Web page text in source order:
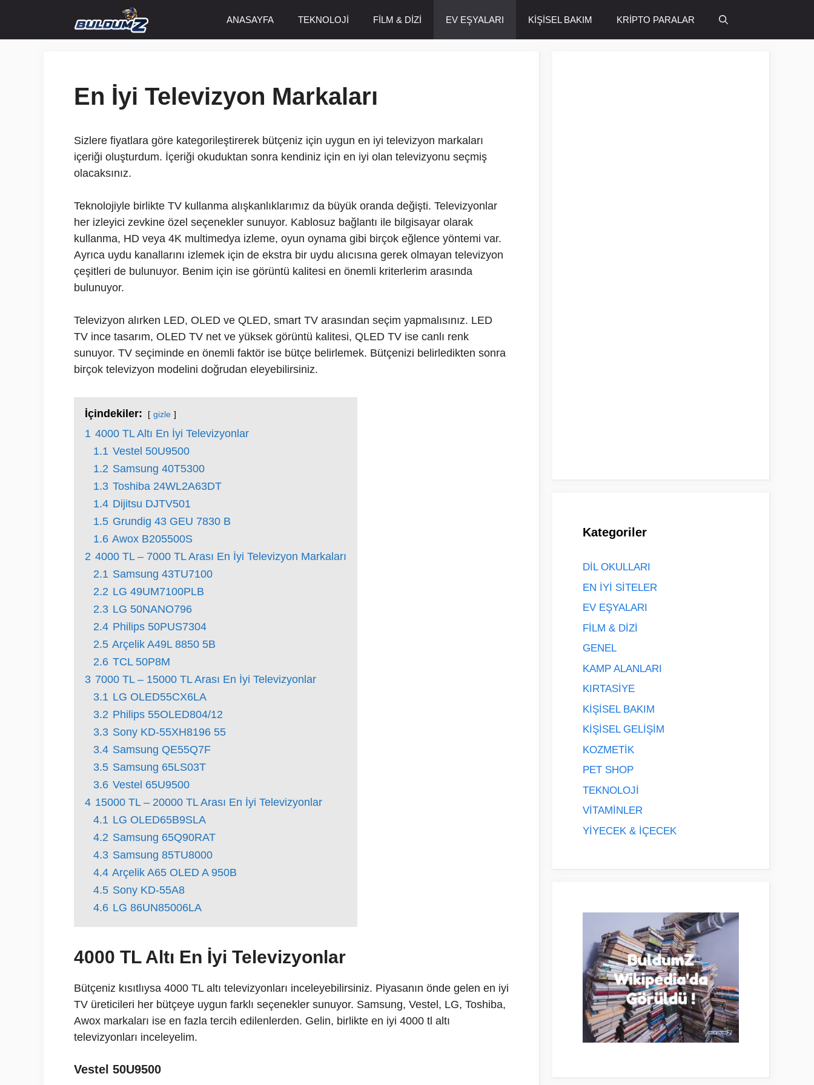
ANASAYFA TEKNOLOJİ FİLM & DİZİ EV EŞYALARI KİŞİSEL BAKIM KRİPTO PARALAR
En İyi Televizyon Markaları
Sizlere fiyatlara göre kategorileştirerek bütçeniz için uygun en iyi televizyon markaları
içeriği oluşturdum. İçeriği okuduktan sonra kendiniz için en iyi olan televizyonu seçmiş
olacaksınız.
Teknolojiyle birlikte TV kullanma alışkanlıklarımız da büyük oranda değişti. Televizyonlar
her izleyici zevkine özel seçenekler sunuyor. Kablosuz bağlantı ile bilgisayar olarak
kullanma, HD veya 4K multimedya izleme, oyun oynama gibi birçok eğlence yöntemi var.
Ayrıca uydu kanallarını izlemek için de ekstra bir uydu alıcısına gerek olmayan televizyon
çeşitleri de bulunuyor. Benim için ise görüntü kalitesi en önemli kriterlerim arasında
bulunuyor.
Televizyon alırken LED, OLED ve QLED, smart TV arasından seçim yapmalısınız. LED
TV ince tasarım, OLED TV net ve yüksek görüntü kalitesi, QLED TV ise canlı renk
sunuyor. TV seçiminde en önemli faktör ise bütçe belirlemek. Bütçenizi belirledikten sonra
birçok televizyon modelini doğrudan eleyebilirsiniz.
İçindekiler: gizle
1 4000 TL Altı En İyi Televizyonlar
1.1 Vestel 50U9500
1.2 Samsung 40T5300
1.3 Toshiba 24WL2A63DT
1.4 Dijitsu DJTV501
1.5 Grundig 43 GEU 7830 B
1.6 Awox B205500S
2 4000 TL – 7000 TL Arası En İyi Televizyon Markaları
2.1 Samsung 43TU7100
2.2 LG 49UM7100PLB
2.3 LG 50NANO796
2.4 Philips 50PUS7304
2.5 Arçelik A49L 8850 5B
2.6 TCL 50P8M
3 7000 TL – 15000 TL Arası En İyi Televizyonlar
3.1 LG OLED55CX6LA
3.2 Philips 55OLED804/12
3.3 Sony KD-55XH8196 55
3.4 Samsung QE55Q7F
3.5 Samsung 65LS03T
3.6 Vestel 65U9500
4 15000 TL – 20000 TL Arası En İyi Televizyonlar
4.1 LG OLED65B9SLA
4.2 Samsung 65Q90RAT
4.3 Samsung 85TU8000
4.4 Arçelik A65 OLED A 950B
4.5 Sony KD-55A8
4.6 LG 86UN85006LA
4000 TL Altı En İyi Televizyonlar
Bütçeniz kısıtlıysa 4000 TL altı televizyonları inceleyebilirsiniz. Piyasanın önde gelen en iyi
TV üreticileri her bütçeye uygun farklı seçenekler sunuyor. Samsung, Vestel, LG, Toshiba,
Awox markaları ise en fazla tercih edilenlerden. Gelin, birlikte en iyi 4000 tl altı
televizyonları inceleyelim.
Vestel 50U9500
Kategoriler
DİL OKULLARI
EN İYİ SİTELER
EV EŞYALARI
FİLM & DİZİ
GENEL
KAMP ALANLARI
KIRTASİYE
KİŞİSEL BAKIM
KİŞİSEL GELİŞİM
KOZMETİK
PET SHOP
TEKNOLOJİ
VİTAMİNLER
YİYECEK & İÇECEK